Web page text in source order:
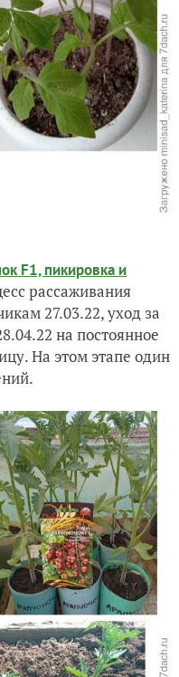
F1, пикировка и
рассаживания
27.03.22, уход за
на постоянное
На этом этапе один